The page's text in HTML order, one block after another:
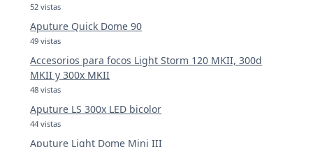
52 vistas
Aputure Quick Dome 90
49 vistas
Accesorios para focos Light Storm 120 MKII, 300d
MKII y 300x MKII
48 vistas
Aputure LS 300x LED bicolor
44 vistas
Aputure Light Dome Mini III